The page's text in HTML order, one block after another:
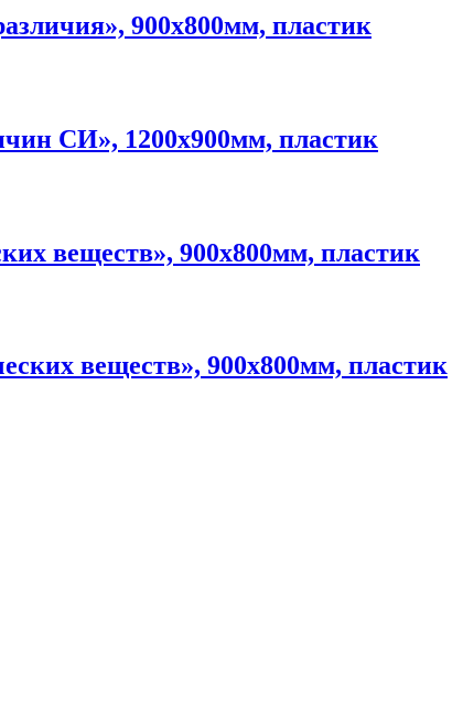
900х800мм, пластик
СИ», 1200х900мм, пластик
веществ», 900х800мм, пластик
веществ», 900х800мм, пластик